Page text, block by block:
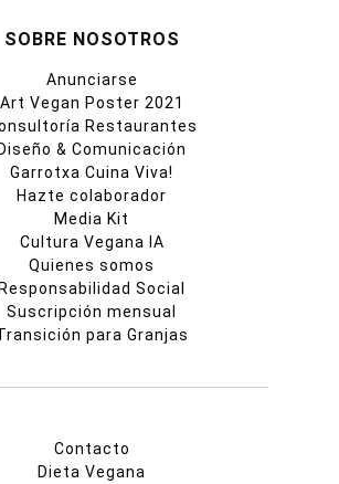
SOBRE NOSOTROS
Anunciarse
Art Vegan Poster 2021
Restaurantes
Diseño & Comunicación
Garrotxa Cuina Viva!
Hazte colaborador
Media Kit
Cultura Vegana IA
Quienes somos
Responsabilidad Social
Suscripción mensual
para Granjas
Contacto
Dieta Vegana